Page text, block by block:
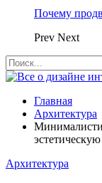
Почему
Prev Next
Главная
Архитектура
Архитектура